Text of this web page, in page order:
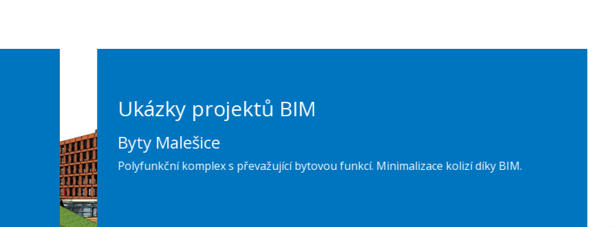
Ukázky projektů BIM
Byty Malešice
Polyfunkční komplex s převažující bytovou funkcí. Minimalizace kolizí díky BIM.